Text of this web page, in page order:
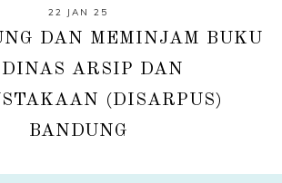
22 JAN 25
DAN MEMINJAM BUKU
ARSIP DAN
(DISARPUS)
BANDUNG